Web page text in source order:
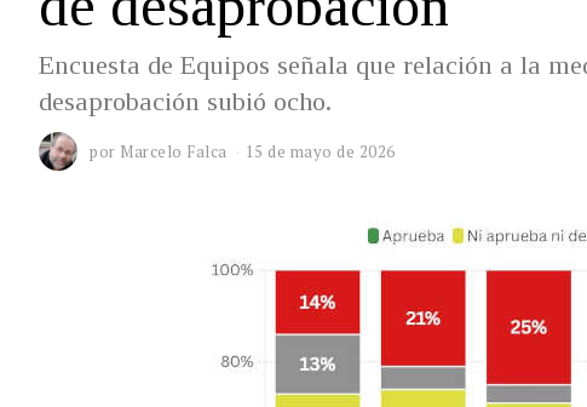
Encuesta de Equipos señala que relación a la
desaprobación subió ocho.
por Marcelo Falca 15 de mayo de 2026